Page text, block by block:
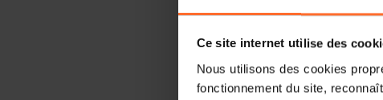
Ce site internet utilise des
Nous utilisons des cookies
fonctionnement du site,